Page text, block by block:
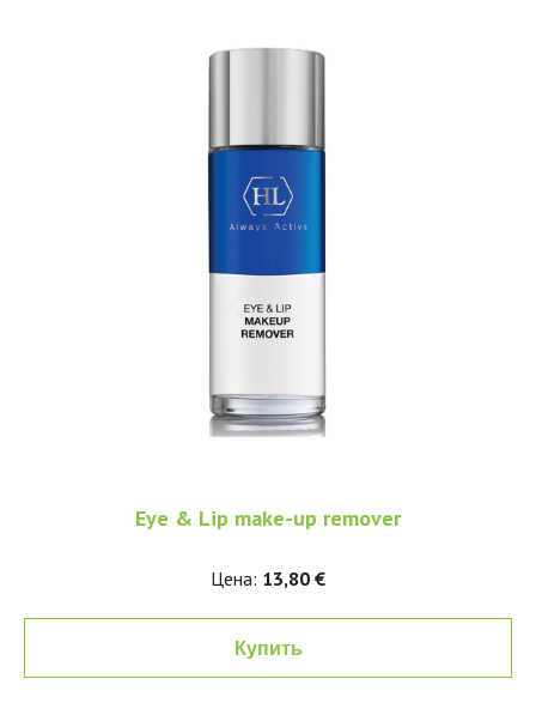
Eye & Lip make-up remover
Цена: 13,80 €
Купить